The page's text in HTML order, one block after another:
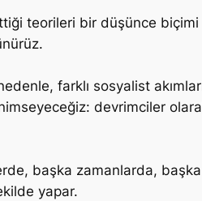
teorileri bir düşünce
farklı sosyalist
devrimciler
başka zamanlarda,
yapar.